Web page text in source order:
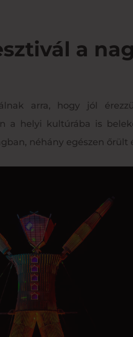
a
arra, hogy jól
a helyi kultúrába is
néhány egészen